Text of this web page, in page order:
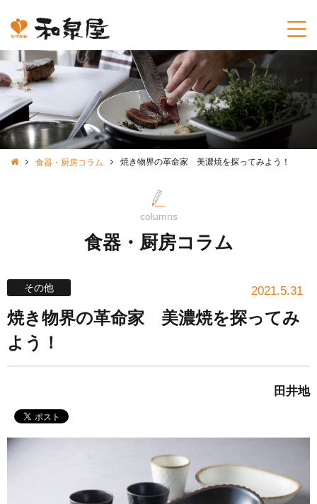
食器・厨房コラム 焼き物界の革命家 美濃焼を探ってみよう！
columns
食器・厨房コラム
その他 2021.5.31
焼き物界の革命家 美濃焼を探ってみ
よう！
田井地